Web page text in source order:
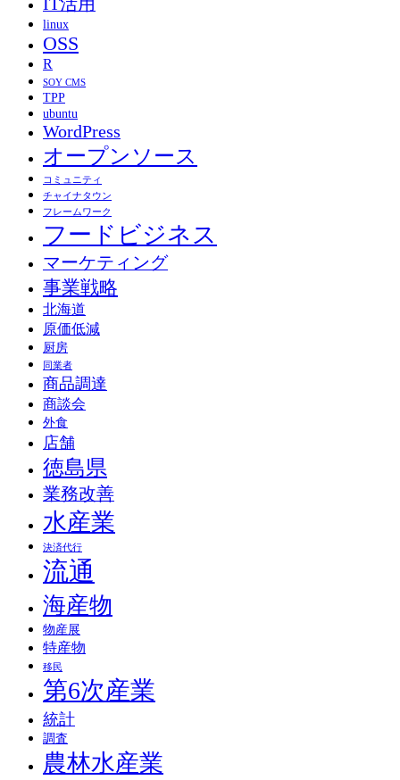
linux
OSS
R
SOY CMS
TPP
ubuntu
WordPress
オープンソース
コミュニティ
チャイナタウン
フレームワーク
フードビジネス
マーケティング
事業戦略
北海道
原価低減
厨房
同業者
商品調達
商談会
外食
店舗
徳島県
業務改善
水産業
決済代行
流通
海産物
物産展
特産物
移民
第6次産業
統計
調査
農林水産業